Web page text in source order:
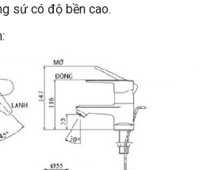
sứ có độ bền cao.